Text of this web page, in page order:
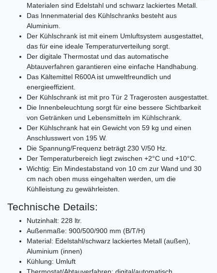
Materialen sind Edelstahl und schwarz lackiertes Metall.
Das Innenmaterial des Kühlschranks besteht aus
Aluminium.
Der Kühlschrank ist mit einem Umluftsystem ausgestattet,
das für eine ideale Temperaturverteilung sorgt.
Der digitale Thermostat und das automatische
Abtauverfahren garantieren eine einfache Handhabung.
Das Kältemittel R600A ist umweltfreundlich und
energieeffizient.
Der Kühlschrank ist mit pro Tür 2 Tragerosten ausgestattet.
Die Innenbeleuchtung sorgt für eine bessere Sichtbarkeit
von Getränken und Lebensmitteln im Kühlschrank.
Der Kühlschrank hat ein Gewicht von 59 kg und einen
Anschlusswert von 195 W.
Die Spannung/Frequenz beträgt 230 V/50 Hz.
Der Temperaturbereich liegt zwischen +2°C und +10°C.
Wichtig: Ein Mindestabstand von 10 cm zur Wand und 30
cm nach oben muss eingehalten werden, um die
Kühlleistung zu gewährleisten.
Technische Details:
Nutzinhalt: 228 ltr.
Außenmaße: 900/500/900 mm (B/T/H)
Material: Edelstahl/schwarz lackiertes Metall (außen),
Aluminium (innen)
Kühlung: Umluft